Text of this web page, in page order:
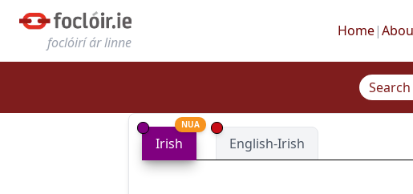
foclóirí ár linne
Home|
Irish
NUA
English-Irish